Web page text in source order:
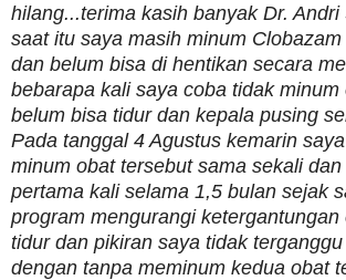
hilang...terima kasih banyak Dr.
saat itu saya masih minum
dan belum bisa di hentikan secara
bebarapa kali saya coba tidak minum
belum bisa tidur dan kepala pusing
Pada tanggal 4 Agustus kemarin
minum obat tersebut sama sekali
pertama kali selama 1,5 bulan sejak
program mengurangi ketergantungan
tidur dan pikiran saya tidak
dengan tanpa meminum kedua obat